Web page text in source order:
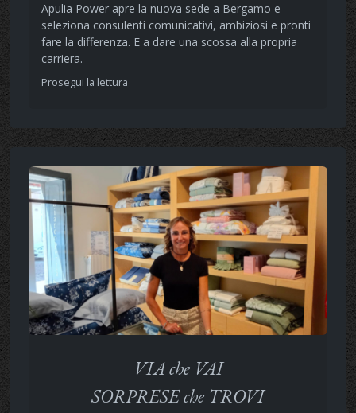
Apulia Power apre la nuova sede a Bergamo e
seleziona consulenti comunicativi, ambiziosi e pronti
fare la differenza. E a dare una scossa alla propria
carriera.
Prosegui la lettura
VIA che VAI
SORPRESE che TROVI